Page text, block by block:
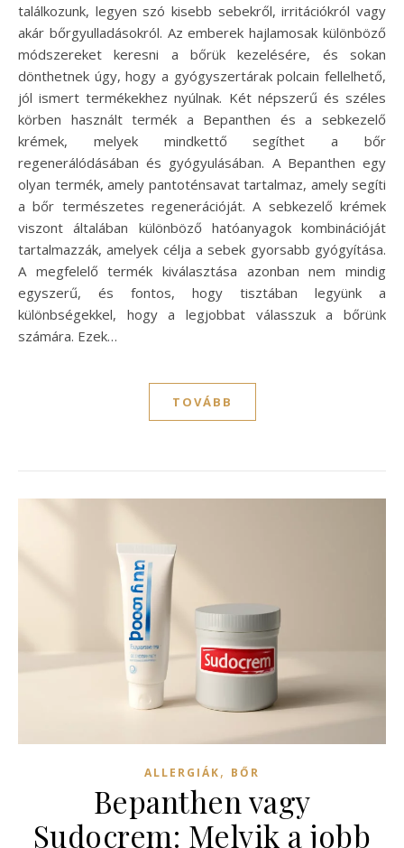
találkozunk, legyen szó kisebb sebekről, irritációkról vagy
akár bőrgyulladásokról. Az emberek hajlamosak különböző
módszereket keresni a bőrük kezelésére, és sokan
dönthetnek úgy, hogy a gyógyszertárak polcain fellelhető,
jól ismert termékekhez nyúlnak. Két népszerű és széles
körben használt termék a Bepanthen és a sebkezelő
krémek, melyek mindkettő segíthet a bőr
regenerálódásában és gyógyulásában. A Bepanthen egy
olyan termék, amely pantoténsavat tartalmaz, amely segíti
a bőr természetes regenerációját. A sebkezelő krémek
viszont általában különböző hatóanyagok kombinációját
tartalmazzák, amelyek célja a sebek gyorsabb gyógyítása.
A megfelelő termék kiválasztása azonban nem mindig
egyszerű, és fontos, hogy tisztában legyünk a
különbségekkel, hogy a legjobbat válasszuk a bőrünk
számára. Ezek…
TOVÁBB
ALLERGIÁK, BŐR
Bepanthen vagy
Sudocrem: Melyik a jobb